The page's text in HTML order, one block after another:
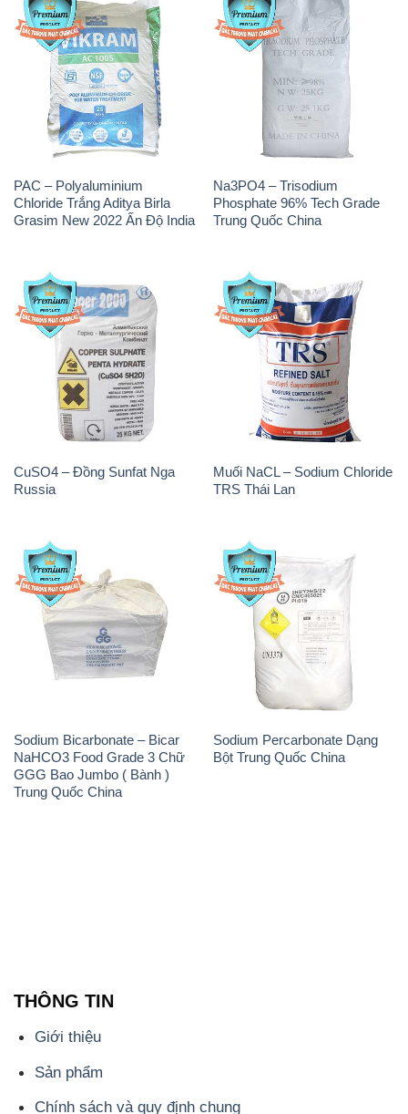
PAC – Polyaluminium
Chloride Trắng Aditya Birla
Grasim New 2022 Ấn Độ India
Phosphate 96% Tech Grade
Trung Quốc China
CuSO4 – Đồng Sunfat Nga
Muối NaCL – Sodium Chloride
TRS Thái Lan
Sodium Bicarbonate – Bicar
NaHCO3 Food Grade 3 Chữ
GGG Bao Jumbo ( Bành )
Trung Quốc China
Sodium Percarbonate Dạng
Bột Trung Quốc China
Chính sách và quy định chung
Tin tức
Liên hệ